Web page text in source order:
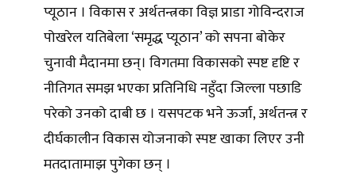
प्यूठान । विकास र अर्थतन्त्रका विज्ञ प्राडा गोविन्दराज
पोखरेल यतिबेला ‘समृद्ध प्यूठान’ को सपना बोकेर
चुनावी मैदानमा छन्। विगतमा विकासको स्पष्ट दृष्टि र
नीतिगत समझ भएका प्रतिनिधि नहुँदा जिल्ला पछाडि
परेको उनको दाबी छ । यसपटक भने ऊर्जा, अर्थतन्त्र र
दीर्घकालीन विकास योजनाको स्पष्ट खाका लिएर उनी
मतदातामाझ पुगेका छन् ।